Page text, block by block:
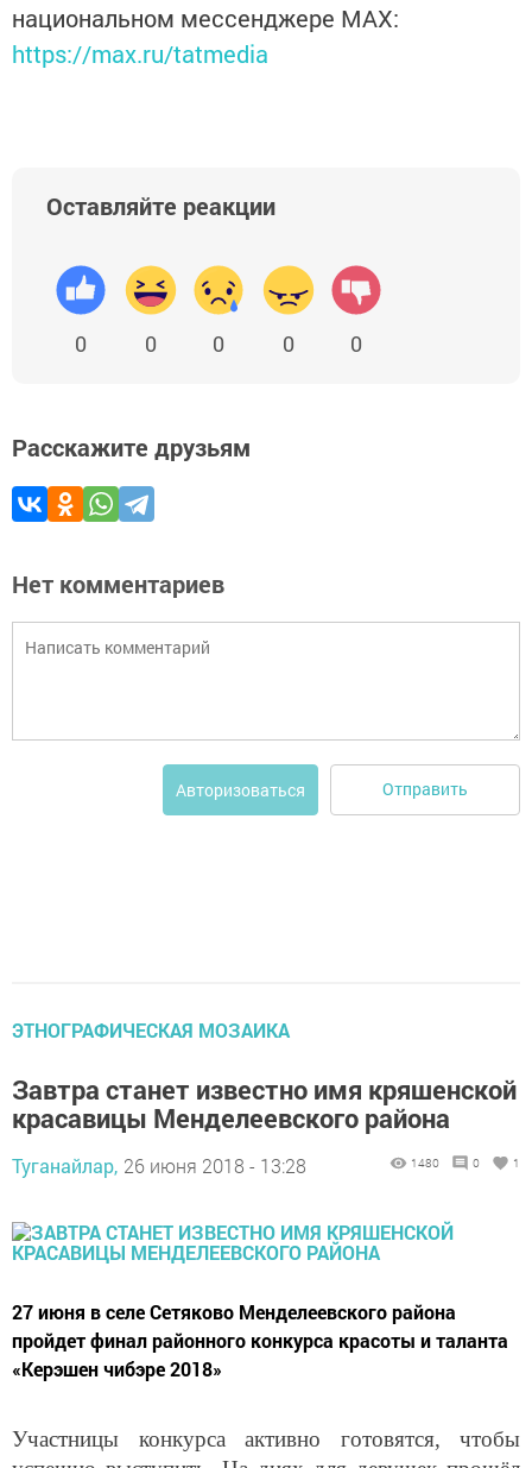
национальном мессенджере MАХ:
https://max.ru/tatmedia
Оставляйте реакции
0 0 0 0 0
Расскажите друзьям
Нет комментариев
Авторизоваться Отправить
ЭТНОГРАФИЧЕСКАЯ МОЗАИКА
Завтра станет известно имя кряшенской
красавицы Менделеевского района
Туганайлар, 26 июня 2018 - 13:28 1480 0 1
​​​​​​​27 июня в селе Сетяково Менделеевского района
пройдет финал районного конкурса красоты и таланта
«Керэшен чибэре 2018»
Участницы конкурса активно готовятся, чтобы